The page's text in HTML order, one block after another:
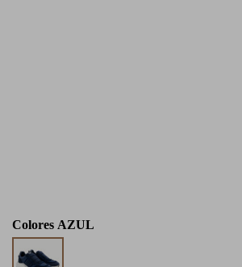
Colores AZUL